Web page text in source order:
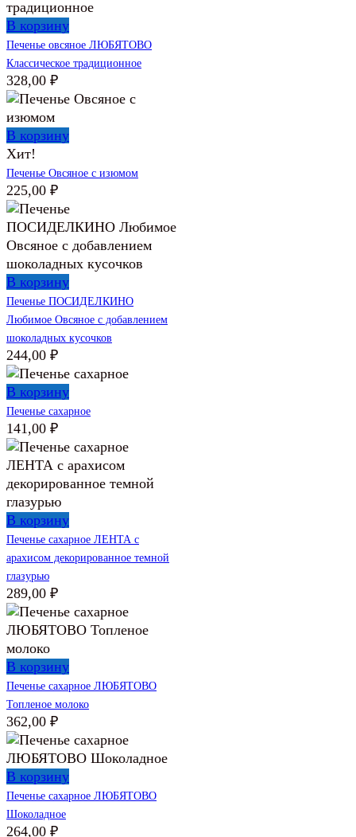
В корзину
Печенье овсяное ЛЮБЯТОВО
Классическое традиционное
328,00 ₽
В корзину
Хит!
Печенье Овсяное с изюмом
225,00 ₽
В корзину
Печенье ПОСИДЕЛКИНО
Любимое Овсяное с добавлением
шоколадных кусочков
244,00 ₽
В корзину
Печенье сахарное
141,00 ₽
В корзину
Печенье сахарное ЛЕНТА с
арахисом декорированное темной
глазурью
289,00 ₽
В корзину
Печенье сахарное ЛЮБЯТОВО
Топленое молоко
362,00 ₽
В корзину
Печенье сахарное ЛЮБЯТОВО
Шоколадное
264,00 ₽